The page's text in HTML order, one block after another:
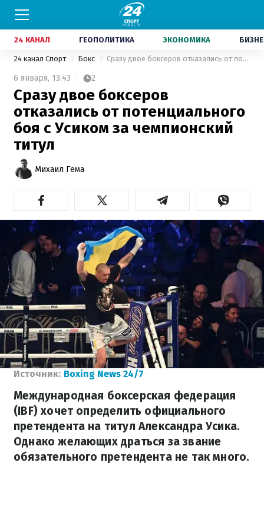
24 КАНАЛ ГЕОПОЛИТИКА ЭКОНОМИКА
24 канал Спорт Бокс Сразу двое боксеров отказались от потенциального боя с Усиком за чемпионский титул
6 января, 13:43 2
Сразу двое боксеров
отказались от потенциального
боя с Усиком за чемпионский
титул
Михаил Гема
Источник: Boxing News 24/7
Международная боксерская федерация
(IBF) хочет определить официального
претендента на титул Александра Усика.
Однако желающих драться за звание
обязательного претендента не так много.